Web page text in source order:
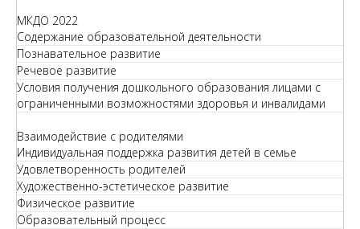
МКДО 2022
Содержание образовательной деятельности
Познавательное развитие
Речевое развитие
Условия получения дошкольного образования лицами с
ограниченными возможностями здоровья и инвалидами
Взаимодействие с родителями
Индивидуальная поддержка развития детей в семье
Удовлетворенность родителей
Художественно-эстетическое развитие
Физическое развитие
Образовательный процесс